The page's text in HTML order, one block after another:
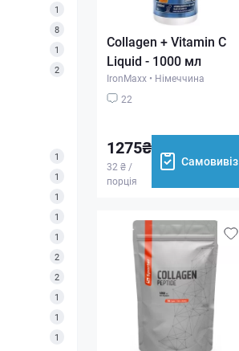
1
8
1
2
1
1
1
1
1
2
2
1
1
1
Collagen + Vitamin C
Liquid - 1000 мл
IronMaxx • Німеччина
22
1275₴
32 ₴ /
порція
Самовивіз